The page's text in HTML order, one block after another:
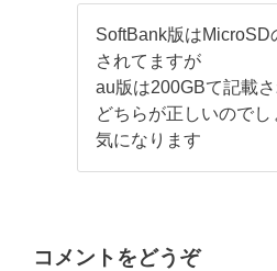
SoftBank版は
されてますが
au版は200GBて記載
どちらが正しいのでし
気になります
コメントをどうぞ